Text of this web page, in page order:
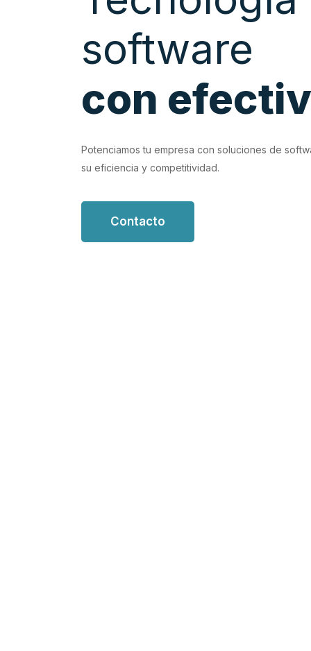
software
con
Potenciamos tu empresa con soluciones de
su eficiencia y competitividad.
Contacto
con soluciones de software personalizadas que
tus flujos de trabajo.